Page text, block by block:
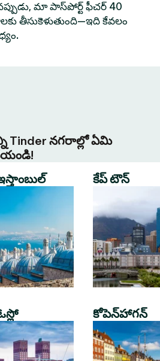
మా పాస్‌పోర్ట్ ఫీచర్ 40
తీసుకెళుతుంది—ఇది కేవలం
Tinder నగరాల్లో ఏమి
కేప్ టౌన్
కోపెన్‌హాగన్